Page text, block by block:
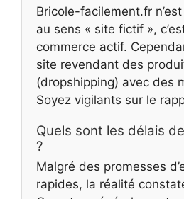
Bricole-facilement.fr
au sens « site fictif »,
commerce actif.
site revendant des
(dropshipping) avec des
Soyez vigilants sur le
Quels sont les délais
?
Malgré des promesses
rapides, la réalité